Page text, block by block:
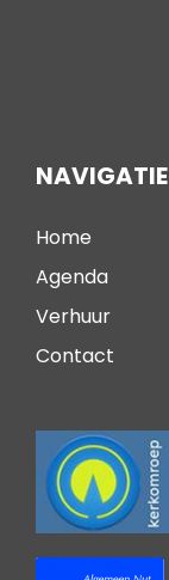
NAVIGATIE
Home
Agenda
Verhuur
Contact